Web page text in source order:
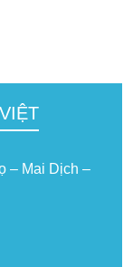
– Mai Dịch –